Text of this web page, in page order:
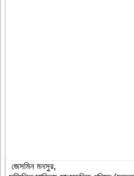
জেসমিন মনসুর,